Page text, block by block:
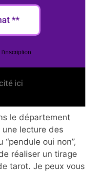
**
l'inscription
ici
le département
lecture des
oui non”,
réaliser un tirage
tarot. Je peux vous